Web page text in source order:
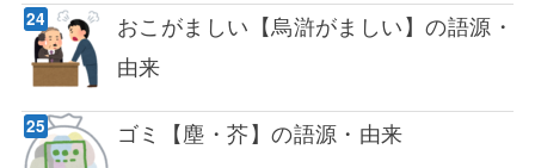
おこがましい【烏滸がましい】の語源・
由来
ゴミ【塵・芥】の語源・由来